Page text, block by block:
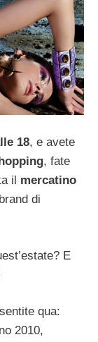
18, e avete
, fate
il mercatino
di
E
qua:
2010,